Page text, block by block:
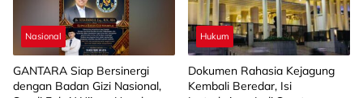
Nasional
GANTARA Siap Bersinergi
dengan Badan Gizi Nasional,
Hukum
Dokumen Rahasia Kejagung
Kembali Beredar, Isi